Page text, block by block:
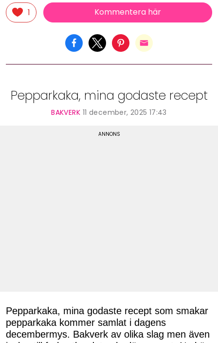
1 Kommentera här
Pepparkaka, mina godaste recept
BAKVERK 11 december, 2025 17:43
Pepparkaka, mina godaste recept som smakar
pepparkaka kommer samlat i dagens
decembermys. Bakverk av olika slag men även